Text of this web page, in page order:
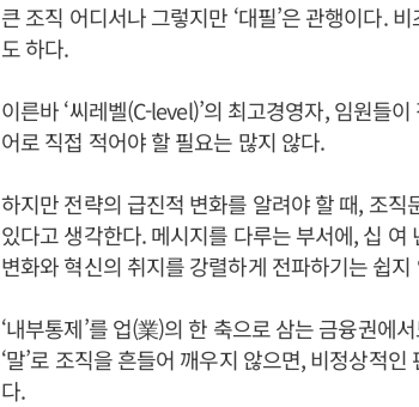
큰 조직 어디서나 그렇지만 ‘대필’은 관행이다.
도 하다.
이른바 ‘씨레벨(C-level)’의 최고경영자, 임원들
어로 직접 적어야 할 필요는 많지 않다.
하지만 전략의 급진적 변화를 알려야 할 때, 조
있다고 생각한다. 메시지를 다루는 부서에, 십
변화와 혁신의 취지를 강렬하게 전파하기는 쉽지
‘내부통제’를 업(業)의 한 축으로 삼는 금융권에
‘말’로 조직을 흔들어 깨우지 않으면, 비정상적
다.